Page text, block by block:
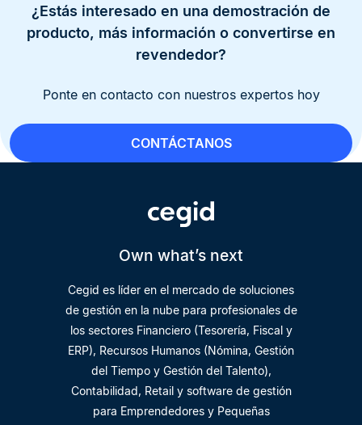
¿Estás interesado en una demostración de
producto, más información o convertirse en
revendedor?
Ponte en contacto con nuestros expertos hoy
CONTÁCTANOS
Own what’s next
Cegid es líder en el mercado de soluciones
de gestión en la nube para profesionales de
los sectores Financiero (Tesorería, Fiscal y
ERP), Recursos Humanos (Nómina, Gestión
del Tiempo y Gestión del Talento),
Contabilidad, Retail y software de gestión
para Emprendedores y Pequeñas